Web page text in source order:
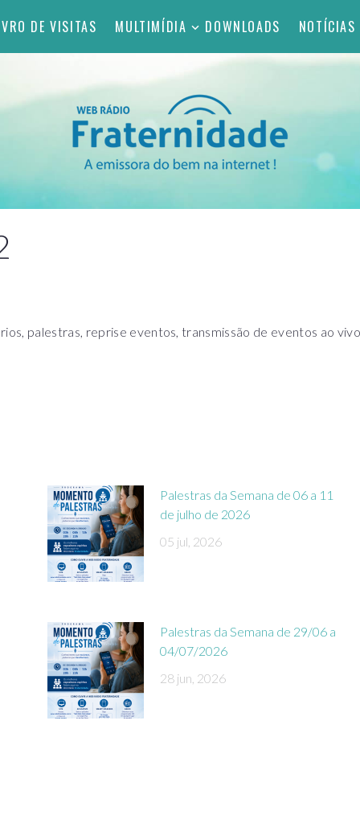
DE VISITAS MULTIMÍDIA DOWNLOADS NOTÍCIAS
palestras, reprise eventos, transmissão de eventos ao vivo
Palestras da Semana de 06 a 11
de julho de 2026
05 jul, 2026
Palestras da Semana de 29/06 a
04/07/2026
28 jun, 2026